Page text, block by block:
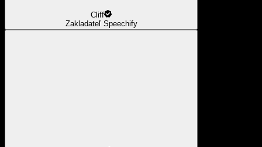
Cliff
Zakladateľ Speechify